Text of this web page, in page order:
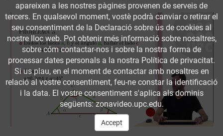
apareixen a les nostres pàgines provenen de serveis de
tercers. En qualsevol moment, vostè podrà canviar o retirar el
seu consentiment de la Declaració sobre ús de cookies al
nostre lloc web. Pot obtenir més informació sobre nosaltres,
sobre cóm contactar-nos i sobre la nostra forma de
processar dates personals a la nostra Política de privacitat.
Si us plau, en el moment de contactar amb nosaltres en
relació al vostre consentiment, feu-ne constar la identificació
i la data. El vostre consentiment s'aplica als dominis
següents: zonavideo.upc.edu.
Accept